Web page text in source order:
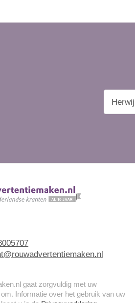
gaat zorgvuldig met uw
Informatie over het gebruik van uw